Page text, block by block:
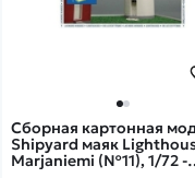
Сборная картонная
Shipyard маяк
Marjaniemi (№11), 1/72 -